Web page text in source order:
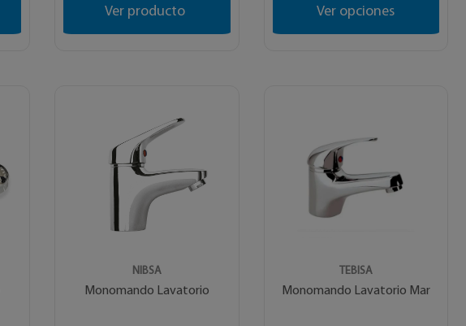
Ver producto Ver opciones
NIBSA
Monomando Lavatorio
TEBISA
Monomando Lavatorio Mar